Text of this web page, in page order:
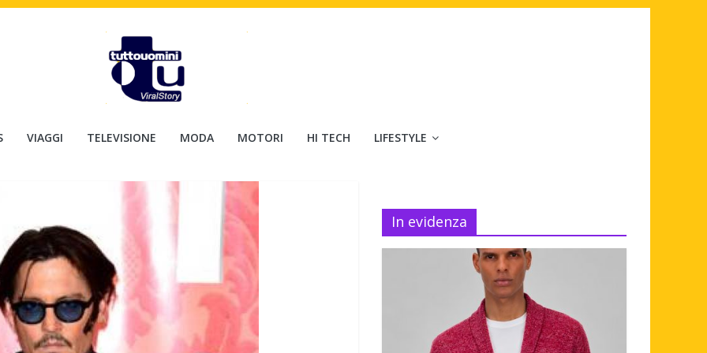
VIAGGI TELEVISIONE MODA MOTORI HI TECH LIFESTYLE
In evidenza